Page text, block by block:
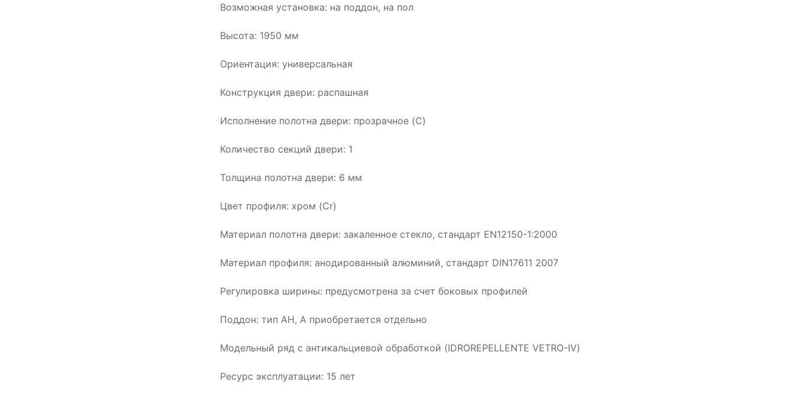
Возможная установка: на поддон, на пол
Высота: 1950 мм
Ориентация: универсальная
Конструкция двери: распашная
Исполнение полотна двери: прозрачное (C)
Количество секций двери: 1
Толщина полотна двери: 6 мм
Цвет профиля: хром (Cr)
Материал полотна двери: закаленное стекло, стандарт EN12150-1:2000
Материал профиля: анодированный алюминий, стандарт DIN17611 2007
Регулировка ширины: предусмотрена за счет боковых профилей
Поддон: тип АН, А приобретается отдельно
Модельный ряд с антикальциевой обработкой (IDROREPELLENTE VETRO-IV)
Ресурс эксплуатации: 15 лет